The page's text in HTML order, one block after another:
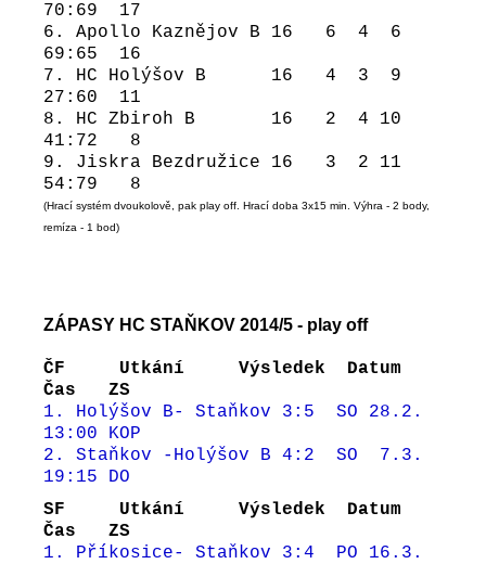
70:69 17
6. Apollo Kaznějov B 16 6 4 6
69:65 16
7. HC Holýšov B 16 4 3 9
27:60 11
8. HC Zbiroh B 16 2 4 10
41:72 8
9. Jiskra Bezdružice 16 3 2 11
54:79 8
(Hrací systém dvoukolově, pak play off. Hrací doba 3x15 min. Výhra - 2 body,
remíza - 1 bod)
ZÁPASY HC STAŇKOV 2014/5 - play off
ČF Utkání Výsledek Datum
Čas ZS
1. Holýšov B- Staňkov 3:5 SO 28.2.
13:00 KOP
2. Staňkov -Holýšov B 4:2 SO 7.3.
19:15 DO
SF Utkání Výsledek Datum
Čas ZS
1. Příkosice- Staňkov 3:4 PO 16.3.